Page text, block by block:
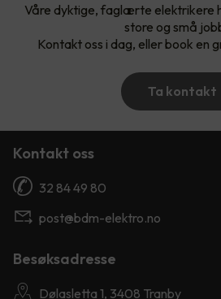
Våre dyktige, faglærte elektrikere
store og små
Kontakt oss i dag, eller book en
Ta kontakt
Kontakt oss
32 84 49 80
post@bdm-elektro.no
Besøksadresse
Dølasletta 1, 3408 Tranby